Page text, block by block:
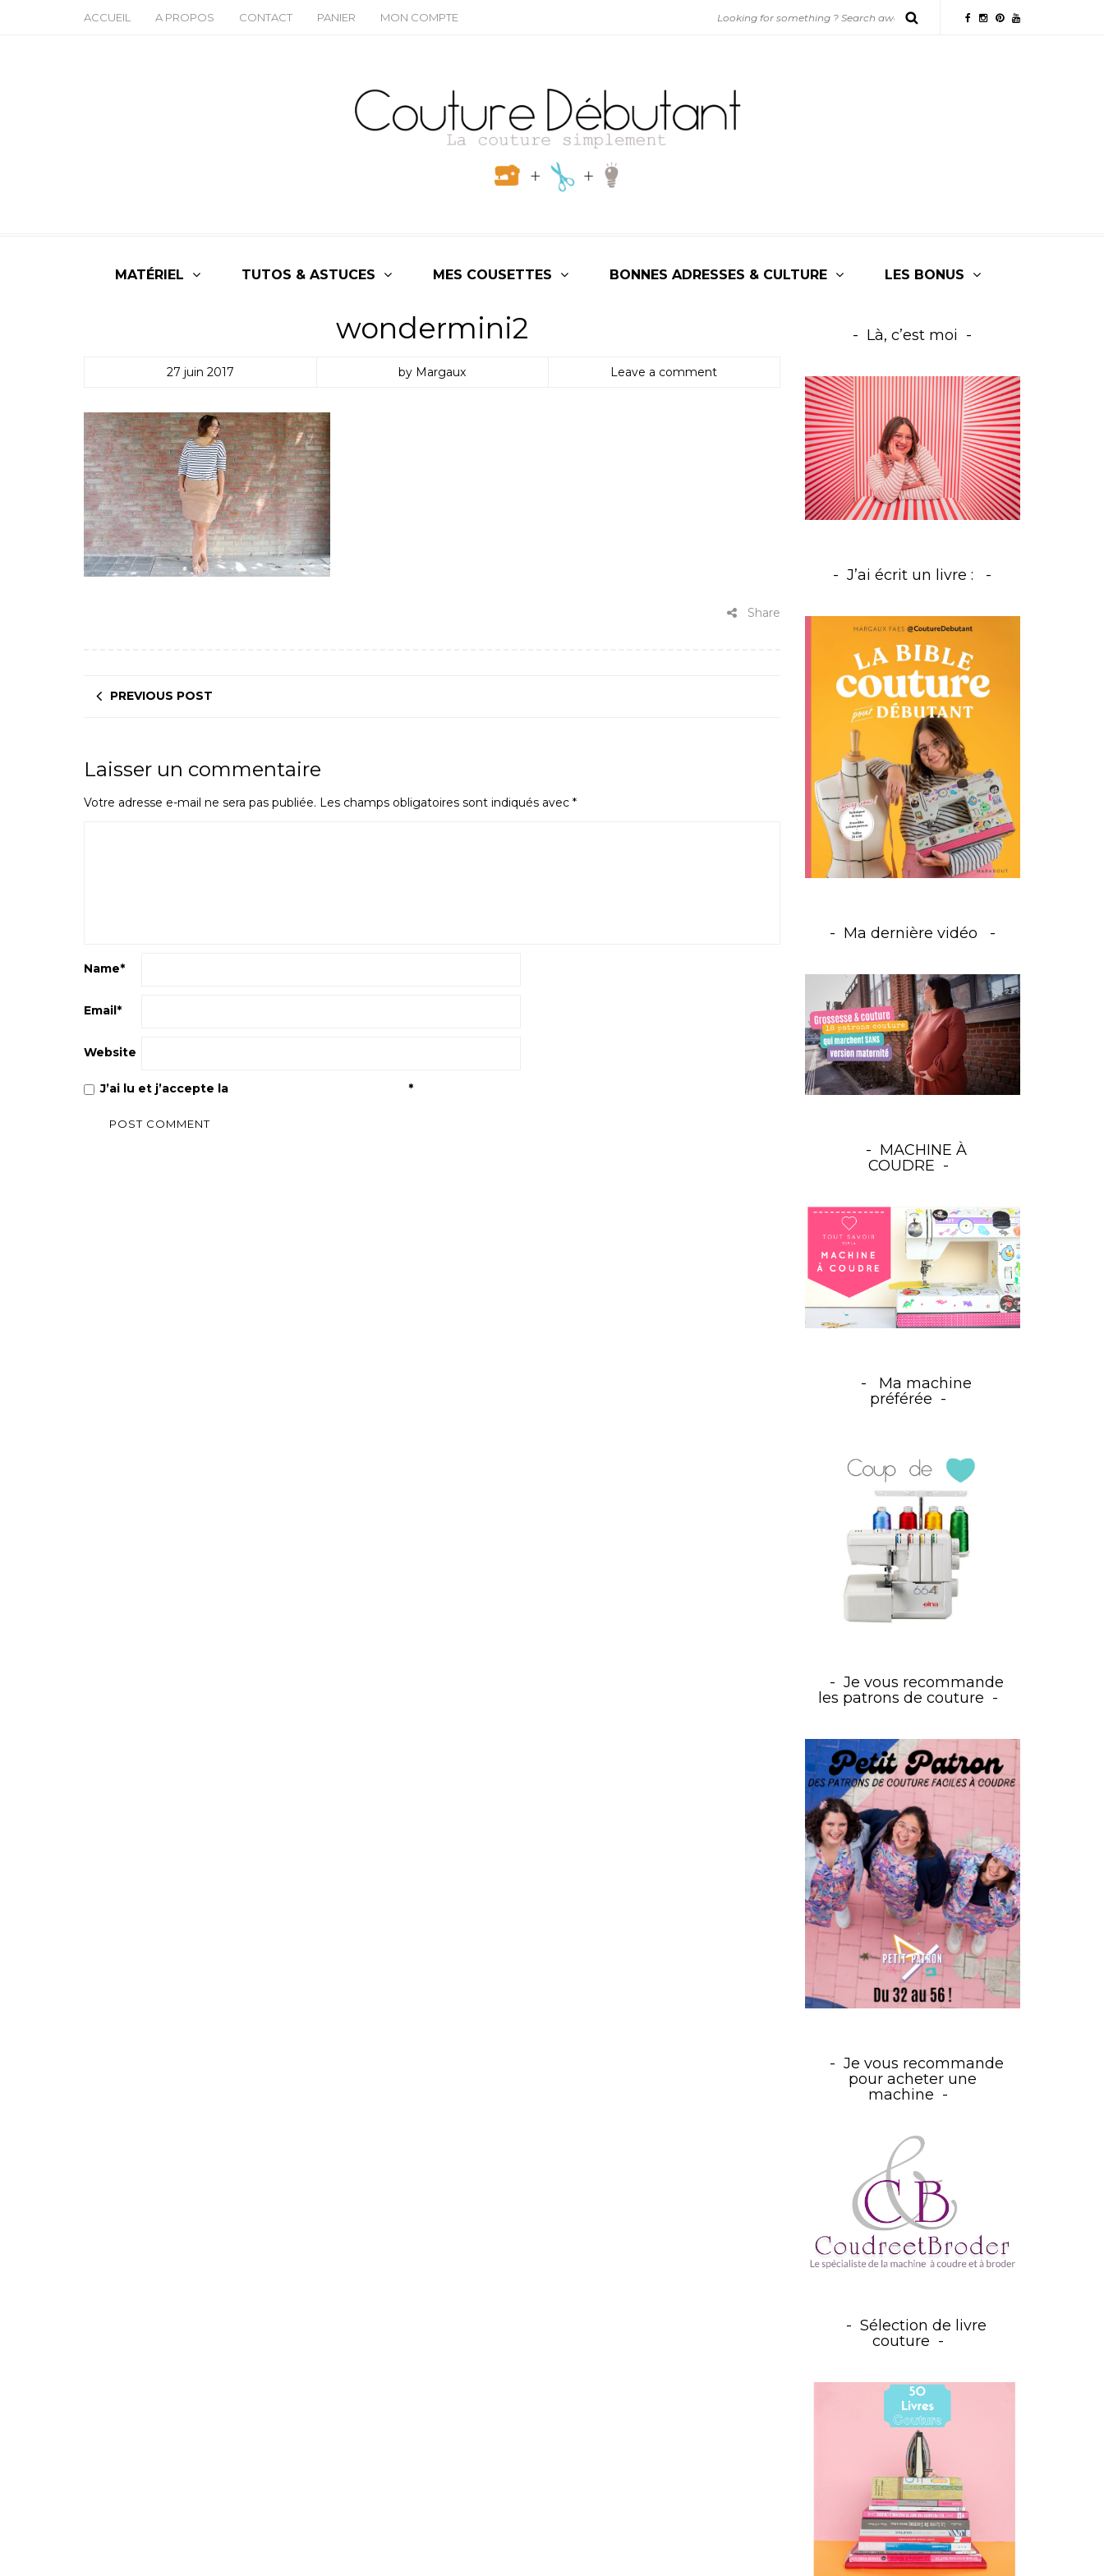
ACCUEIL A PROPOS CONTACT PANIER MON COMPTE
MATÉRIEL TUTOS & ASTUCES MES COUSETTES BONNES ADRESSES & CULTURE LES BONUS
wondermini2
27 juin 2017 by Margaux Leave a comment
Share
PREVIOUS POST
Laisser un commentaire
Votre adresse e-mail ne sera pas publiée. Les champs obligatoires sont indiqués avec *
Name*
Email*
Website
J’ai lu et j’accepte la *
Là, c’est moi
J’ai écrit un livre :
Ma dernière vidéo
MACHINE À
COUDRE
Ma machine
préférée
Je vous recommande
les patrons de couture
Je vous recommande
pour acheter une
machine
Sélection de livre
couture